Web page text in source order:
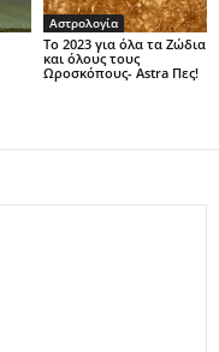
Αστρολογία
Το 2023 για όλα τα Ζώδια
και όλους τους
Ωροσκόπους- Astra Πες!